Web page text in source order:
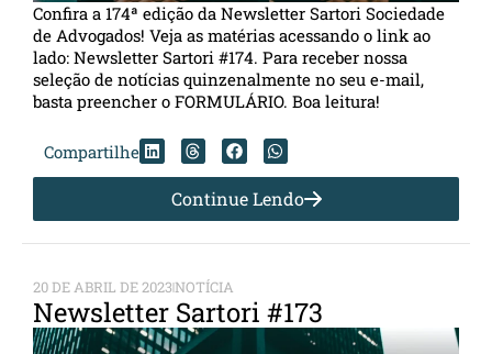
Confira a 174ª edição da Newsletter Sartori Sociedade
de Advogados! Veja as matérias acessando o link ao
lado: Newsletter Sartori #174. Para receber nossa
seleção de notícias quinzenalmente no seu e-mail,
basta preencher o FORMULÁRIO. Boa leitura!
Compartilhe
Continue Lendo
20 DE ABRIL DE 2023NOTÍCIA
Newsletter Sartori #173